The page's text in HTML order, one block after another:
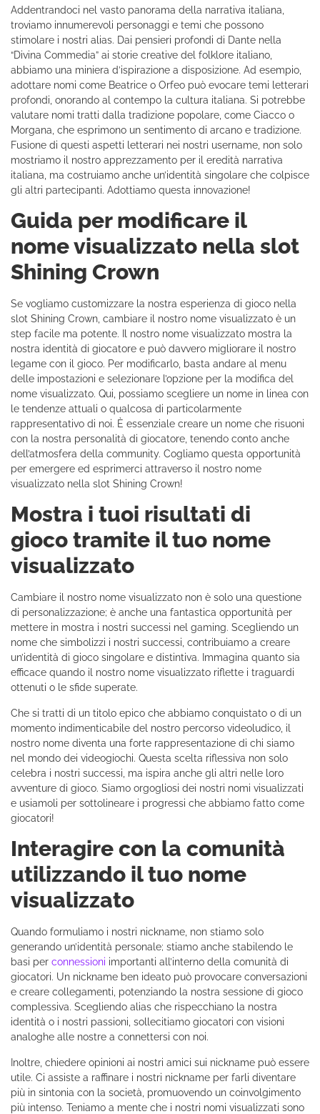
Addentrandoci nel vasto panorama della narrativa italiana,
troviamo innumerevoli personaggi e temi che possono
stimolare i nostri alias. Dai pensieri profondi di Dante nella
“Divina Commedia” ai storie creative del folklore italiano,
abbiamo una miniera d’ispirazione a disposizione. Ad esempio,
adottare nomi come Beatrice o Orfeo può evocare temi letterari
profondi, onorando al contempo la cultura italiana. Si potrebbe
valutare nomi tratti dalla tradizione popolare, come Ciacco o
Morgana, che esprimono un sentimento di arcano e tradizione.
Fusione di questi aspetti letterari nei nostri username, non solo
mostriamo il nostro apprezzamento per il eredità narrativa
italiana, ma costruiamo anche un’identità singolare che colpisce
gli altri partecipanti. Adottiamo questa innovazione!
Guida per modificare il
nome visualizzato nella slot
Shining Crown
Se vogliamo customizzare la nostra esperienza di gioco nella
slot Shining Crown, cambiare il nostro nome visualizzato è un
step facile ma potente. Il nostro nome visualizzato mostra la
nostra identità di giocatore e può davvero migliorare il nostro
legame con il gioco. Per modificarlo, basta andare al menu
delle impostazioni e selezionare l’opzione per la modifica del
nome visualizzato. Qui, possiamo scegliere un nome in linea con
le tendenze attuali o qualcosa di particolarmente
rappresentativo di noi. È essenziale creare un nome che risuoni
con la nostra personalità di giocatore, tenendo conto anche
dell’atmosfera della community. Cogliamo questa opportunità
per emergere ed esprimerci attraverso il nostro nome
visualizzato nella slot Shining Crown!
Mostra i tuoi risultati di
gioco tramite il tuo nome
visualizzato
Cambiare il nostro nome visualizzato non è solo una questione
di personalizzazione; è anche una fantastica opportunità per
mettere in mostra i nostri successi nel gaming. Scegliendo un
nome che simbolizzi i nostri successi, contribuiamo a creare
un’identità di gioco singolare e distintiva. Immagina quanto sia
efficace quando il nostro nome visualizzato riflette i traguardi
ottenuti o le sfide superate.
Che si tratti di un titolo epico che abbiamo conquistato o di un
momento indimenticabile del nostro percorso videoludico, il
nostro nome diventa una forte rappresentazione di chi siamo
nel mondo dei videogiochi. Questa scelta riflessiva non solo
celebra i nostri successi, ma ispira anche gli altri nelle loro
avventure di gioco. Siamo orgogliosi dei nostri nomi visualizzati
e usiamoli per sottolineare i progressi che abbiamo fatto come
giocatori!
Interagire con la comunità
utilizzando il tuo nome
visualizzato
Quando formuliamo i nostri nickname, non stiamo solo
generando un’identità personale; stiamo anche stabilendo le
basi per connessioni importanti all’interno della comunità di
giocatori. Un nickname ben ideato può provocare conversazioni
e creare collegamenti, potenziando la nostra sessione di gioco
complessiva. Scegliendo alias che rispecchiano la nostra
identità o i nostri passioni, sollecitiamo giocatori con visioni
analoghe alle nostre a connettersi con noi.
Inoltre, chiedere opinioni ai nostri amici sui nickname può essere
utile. Ci assiste a raffinare i nostri nickname per farli diventare
più in sintonia con la società, promuovendo un coinvolgimento
più intenso. Teniamo a mente che i nostri nomi visualizzati sono